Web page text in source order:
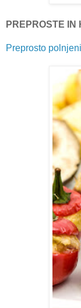
PREPROSTE IN
Preprosto